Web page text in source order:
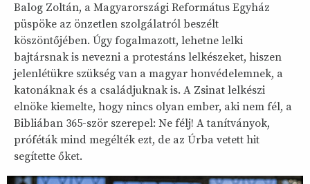
Balog Zoltán, a Magyarországi Református Egyház
püspöke az önzetlen szolgálatról beszélt
köszöntőjében. Úgy fogalmazott, lehetne lelki
bajtársnak is nevezni a protestáns lelkészeket, hiszen
jelenlétükre szükség van a magyar honvédelemnek, a
katonáknak és a családjuknak is. A Zsinat lelkészi
elnöke kiemelte, hogy nincs olyan ember, aki nem fél, a
Bibliában 365-ször szerepel: Ne félj! A tanítványok,
próféták mind megélték ezt, de az Úrba vetett hit
segítette őket.